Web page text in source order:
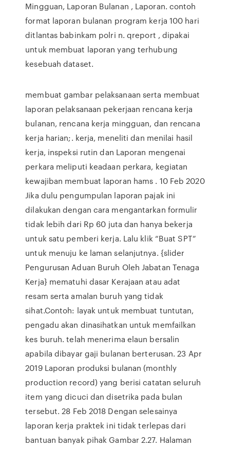
Mingguan, Laporan Bulanan , Laporan. contoh
format laporan bulanan program kerja 100 hari
ditlantas babinkam polri n. qreport , dipakai
untuk membuat laporan yang terhubung
kesebuah dataset.
membuat gambar pelaksanaan serta membuat
laporan pelaksanaan pekerjaan rencana kerja
bulanan, rencana kerja mingguan, dan rencana
kerja harian;. kerja, meneliti dan menilai hasil
kerja, inspeksi rutin dan Laporan mengenai
perkara meliputi keadaan perkara, kegiatan
kewajiban membuat laporan hams . 10 Feb 2020
Jika dulu pengumpulan laporan pajak ini
dilakukan dengan cara mengantarkan formulir
tidak lebih dari Rp 60 juta dan hanya bekerja
untuk satu pemberi kerja. Lalu klik “Buat SPT”
untuk menuju ke laman selanjutnya. {slider
Pengurusan Aduan Buruh Oleh Jabatan Tenaga
Kerja} mematuhi dasar Kerajaan atau adat
resam serta amalan buruh yang tidak
sihat.Contoh: layak untuk membuat tuntutan,
pengadu akan dinasihatkan untuk memfailkan
kes buruh. telah menerima elaun bersalin
apabila dibayar gaji bulanan berterusan. 23 Apr
2019 Laporan produksi bulanan (monthly
production record) yang berisi catatan seluruh
item yang dicuci dan disetrika pada bulan
tersebut. 28 Feb 2018 Dengan selesainya
laporan kerja praktek ini tidak terlepas dari
bantuan banyak pihak Gambar 2.27. Halaman